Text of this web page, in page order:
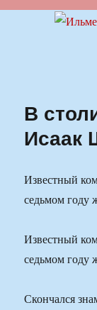
В
Исаак
Известный
седьмом году
Известный
седьмом году
Скончался